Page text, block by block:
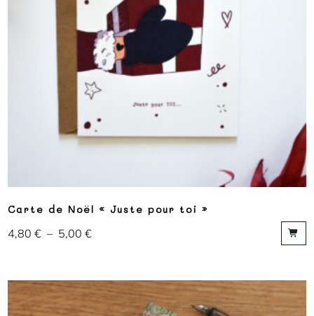
Carte de Noël « Juste pour toi »
4,80€ – 5,00€